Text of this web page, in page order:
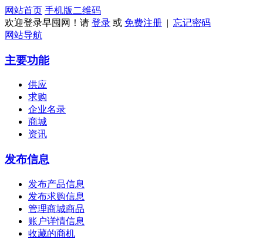
网站首页 手机版 二维码
欢迎登录早囤网！请 登录 或 免费注册 | 忘记密码
网站导航
主要功能
供应
求购
企业名录
商城
资讯
发布信息
发布产品信息
发布求购信息
管理商城商品
账户详情信息
收藏的商机